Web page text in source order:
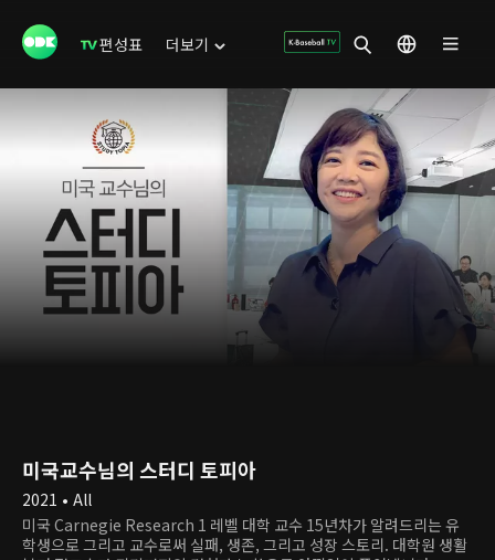
편성표 더보기
미국교수님의 스터디 토피아
2021 • All
미국 Carnegie Research 1 레벨 대학 교수 15년차가 알려드리는 유
학생으로 그리고 교수로써 실패, 생존, 그리고 성장 스토리. 대학원 생활